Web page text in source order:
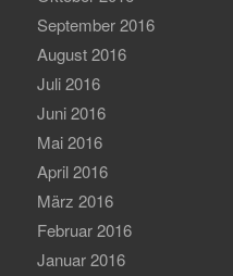
September 2016
August 2016
Juli 2016
Juni 2016
Mai 2016
April 2016
März 2016
Februar 2016
Januar 2016